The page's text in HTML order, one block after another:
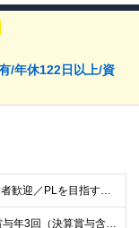
/年休122日以上/資
【インフラエンジニア経験者歓迎／PLを目指す方にも最適な環境です！】 ◎ネットワーク構築の実務経験（目安として5年以上） ◎学歴不問 ★要件定義や基本設計など上流工程の経験がある方は優遇します！ ★
月給30万円～＋交通費＋賞与年3回（決算賞与含む） ※経験・スキル・前職給与を最大限考慮し、面談のうえ決定します。 ※残業代は別途全額支給いたします。 ※試用期間3ヶ月あり（期間中の給与・待遇に差異は